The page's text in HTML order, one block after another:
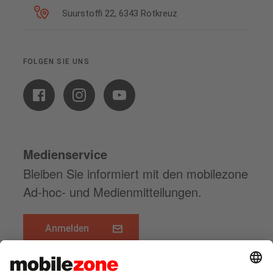
Suurstoffi 22, 6343 Rotkreuz
FOLGEN SIE UNS
Medienservice
Bleiben Sie informiert mit den mobilezone
Ad-hoc- und Medienmitteilungen.
Anmelden